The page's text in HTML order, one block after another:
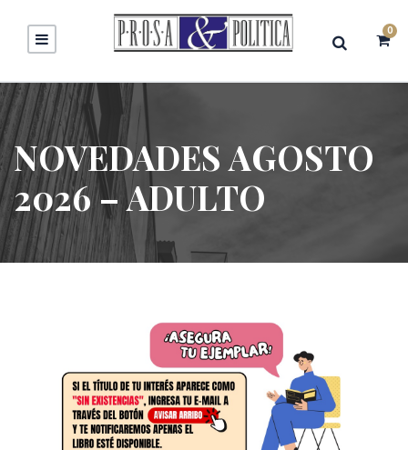
0
NOVEDADES AGOSTO
2026 – ADULTO